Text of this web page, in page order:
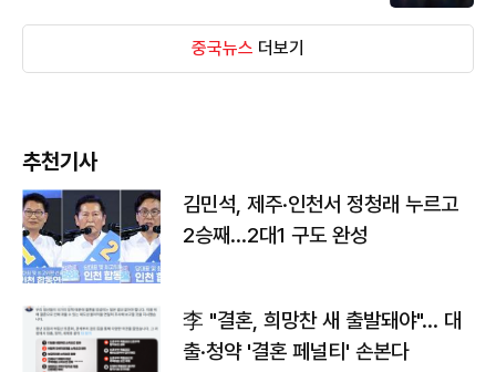
중국뉴스 더보기
추천기사
김민석, 제주·인천서 정청래 누르고
2승째…2대1 구도 완성
李 "결혼, 희망찬 새 출발돼야"… 대
출·청약 '결혼 페널티' 손본다